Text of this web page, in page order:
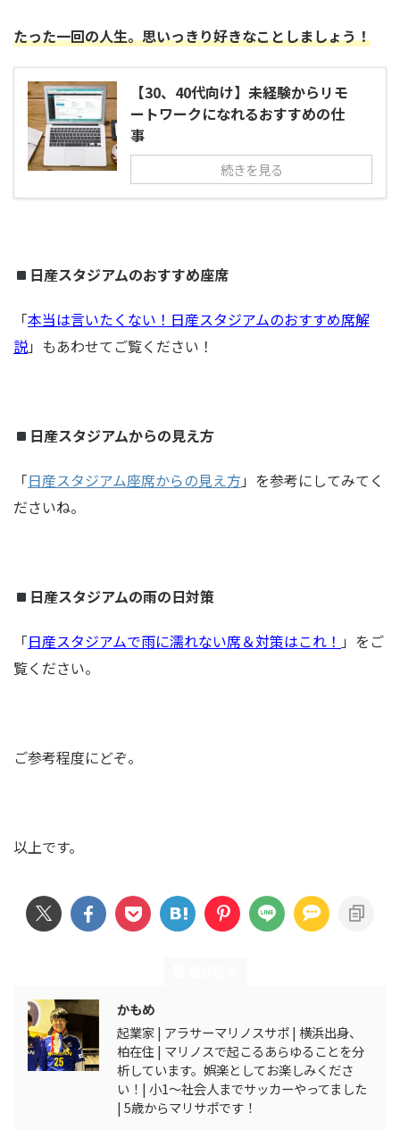
たった一回の人生。思いっきり好きなことしましょう！
【30、40代向け】未経験からリモ
ートワークになれるおすすめの仕
事
続きを見る
日産スタジアムのおすすめ座席
「本当は言いたくない！日産スタジアムのおすすめ席解
説」もあわせてご覧ください！
日産スタジアムからの見え方
「日産スタジアム座席からの見え方 」を参考にしてみてく
ださいね。
日産スタジアムの雨の日対策
「日産スタジアムで雨に濡れない席＆対策はこれ！ 」をご
覧ください。
ご参考程度にどぞ。
以上です。
かもめ
起業家 | アラサーマリノスサポ | 横浜出身、
柏在住 | マリノスで起こるあらゆることを分
析しています。娯楽としてお楽しみくださ
い！| 小1〜社会人までサッカーやってました
| 5歳からマリサポです！